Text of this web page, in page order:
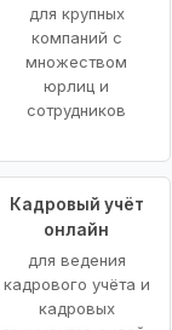
для крупных
компаний с
множеством
юрлиц и
сотрудников
Кадровый учёт
онлайн
для ведения
кадрового учёта и
кадровых